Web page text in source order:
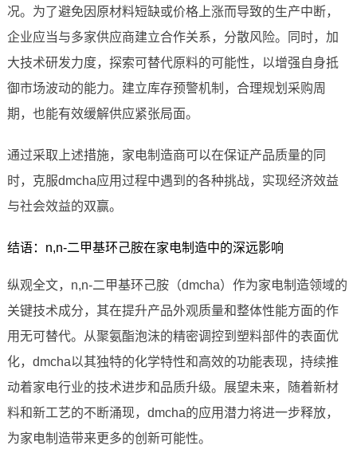
况。为了避免因原材料短缺或价格上涨而导致的生产中断，
企业应当与多家供应商建立合作关系，分散风险。同时，加
大技术研发力度，探索可替代原料的可能性，以增强自身抵
御市场波动的能力。建立库存预警机制，合理规划采购周
期，也能有效缓解供应紧张局面。
通过采取上述措施，家电制造商可以在保证产品质量的同
时，克服dmcha应用过程中遇到的各种挑战，实现经济效益
与社会效益的双赢。
结语：n,n-二甲基环己胺在家电制造中的深远影响
纵观全文，n,n-二甲基环己胺（dmcha）作为家电制造领域的
关键技术成分，其在提升产品外观质量和整体性能方面的作
用无可替代。从聚氨酯泡沫的精密调控到塑料部件的表面优
化，dmcha以其独特的化学特性和高效的功能表现，持续推
动着家电行业的技术进步和品质升级。展望未来，随着新材
料和新工艺的不断涌现，dmcha的应用潜力将进一步释放，
为家电制造带来更多的创新可能性。